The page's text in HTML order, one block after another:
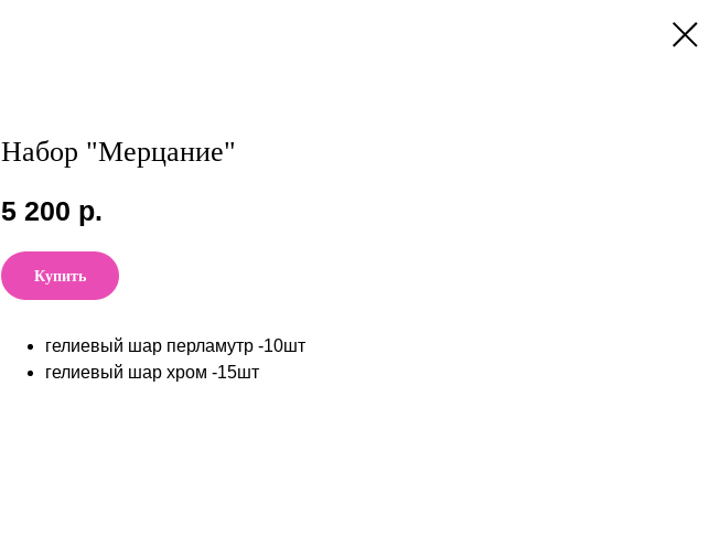
Набор "Мерцание"
5 200 р.
Купить
гелиевый шар перламутр -10шт
гелиевый шар хром -15шт